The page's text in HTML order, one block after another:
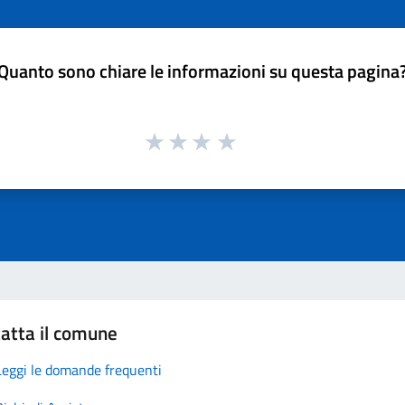
sono chiare le informazioni su questa
il comune
le domande frequenti